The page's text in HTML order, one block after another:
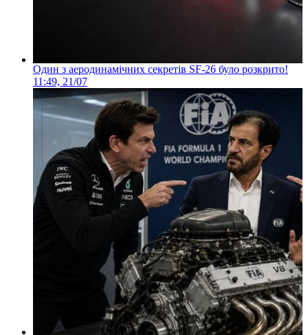
Один з аеродинамічних секретів SF-26 було розкрито!
11:49, 21/07